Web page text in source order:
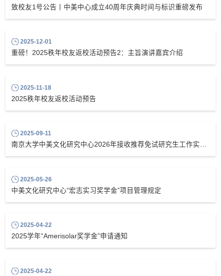
致校友1号公告丨中美中心成立40周年庆典时间与标识重磅发布
2025-12-01
重磅！2025秩年校友返校活动预告2：主旨演讲嘉宾介绍
2025-11-18
2025秩年校友返校活动预告
2025-09-11
南京大学中美文化研究中心2026年接收推荐免试研究生工作实施细则
2025-05-26
中美文化研究中心“宏志实习奖学金”项目管理规定
2025-04-22
2025学年“Amerisolar奖学金”申请通知
2025-04-22